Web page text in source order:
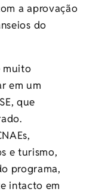
a aprovação
do
muito
em um
que
e turismo,
programa,
intacto em